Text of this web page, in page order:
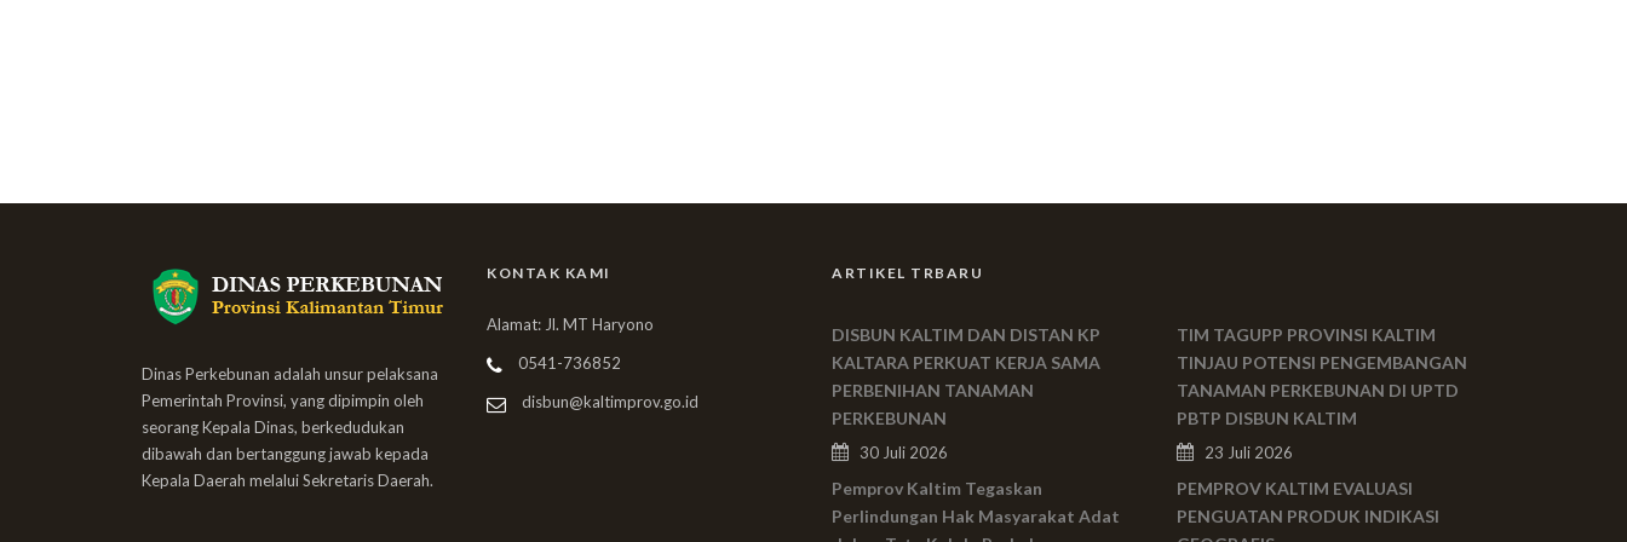
Dinas Perkebunan adalah unsur pelaksana
Pemerintah Provinsi, yang dipimpin oleh
seorang Kepala Dinas, berkedudukan
dibawah dan bertanggung jawab kepada
Kepala Daerah melalui Sekretaris Daerah.
KONTAK KAMI
Alamat: Jl. MT Haryono
0541-736852
disbun@kaltimprov.go.id
ARTIKEL TRBARU
DISBUN KALTIM DAN DISTAN KP
KALTARA PERKUAT KERJA SAMA
PERBENIHAN TANAMAN
PERKEBUNAN
30 Juli 2026
Pemprov Kaltim Tegaskan
Perlindungan Hak Masyarakat Adat
TIM TAGUPP PROVINSI KALTIM
TINJAU POTENSI PENGEMBANGAN
TANAMAN PERKEBUNAN DI UPTD
PBTP DISBUN KALTIM
23 Juli 2026
PEMPROV KALTIM EVALUASI
PENGUATAN PRODUK INDIKASI